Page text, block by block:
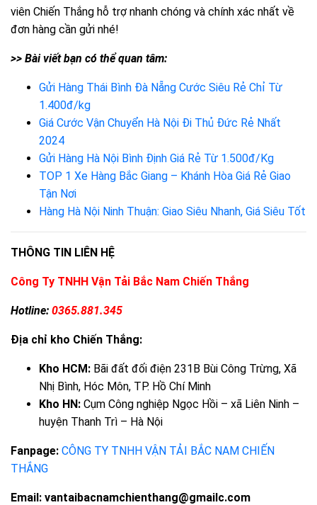
viên Chiến Thắng hỗ trợ nhanh chóng và chính xác nhất về
đơn hàng cần gửi nhé!
>> Bài viết bạn có thể quan tâm:
Gửi Hàng Thái Bình Đà Nẵng Cước Siêu Rẻ Chỉ Từ
1.400đ/kg
Giá Cước Vận Chuyển Hà Nội Đi Thủ Đức Rẻ Nhất
2024
Gửi Hàng Hà Nội Bình Định Giá Rẻ Từ 1.500đ/Kg
TOP 1 Xe Hàng Bắc Giang – Khánh Hòa Giá Rẻ Giao
Tận Nơi
Hàng Hà Nội Ninh Thuận: Giao Siêu Nhanh, Giá Siêu Tốt
THÔNG TIN LIÊN HỆ
Công Ty TNHH Vận Tải Bắc Nam Chiến Thắng
Hotline: 0365.881.345
Địa chỉ kho Chiến Thắng:
Kho HCM: Bãi đất đối điện 231B Bùi Công Trừng, Xã
Nhị Bình, Hóc Môn, TP. Hồ Chí Minh
Kho HN: Cụm Công nghiệp Ngọc Hồi – xã Liên Ninh –
huyện Thanh Trì – Hà Nội
Fanpage: CÔNG TY TNHH VẬN TẢI BẮC NAM CHIẾN
THẮNG
Email: vantaibacnamchienthang@gmailc.com